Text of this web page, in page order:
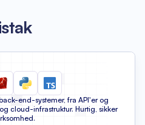
end-systemer, fra API'er og
cloud-infrastruktur. Hurtig, sikker